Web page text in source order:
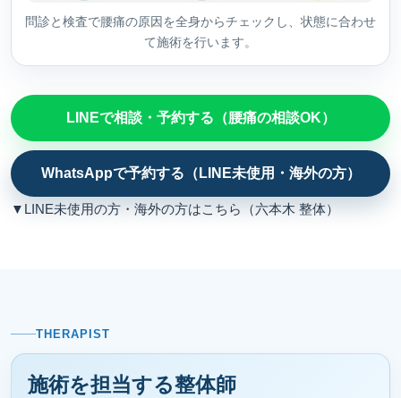
問診と検査で腰痛の原因を全身からチェックし、状態に合わせ
て施術を行います。
LINEで相談・予約する（腰痛の相談OK）
WhatsAppで予約する（LINE未使用・海外の方）
▼LINE未使用の方・海外の方はこちら（六本木 整体）
THERAPIST
施術を担当する整体師